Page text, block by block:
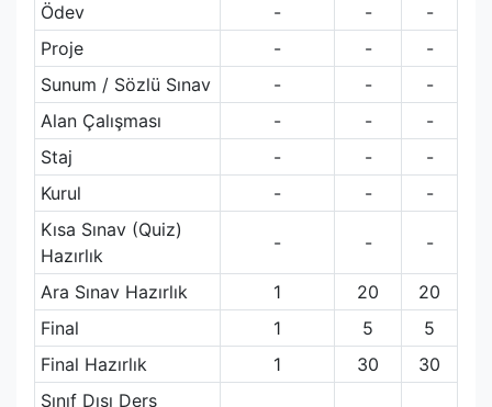
Ödev
- -
-
Proje
- -
-
Sunum / Sözlü Sınav
- -
-
Alan Çalışması
- -
-
Staj
- -
-
Kurul
- -
-
Kısa Sınav (Quiz)
Hazırlık
- - -
Ara Sınav Hazırlık 1 20
20
Final
1 5
5
Final Hazırlık
1 30
30
Sınıf Dışı Ders